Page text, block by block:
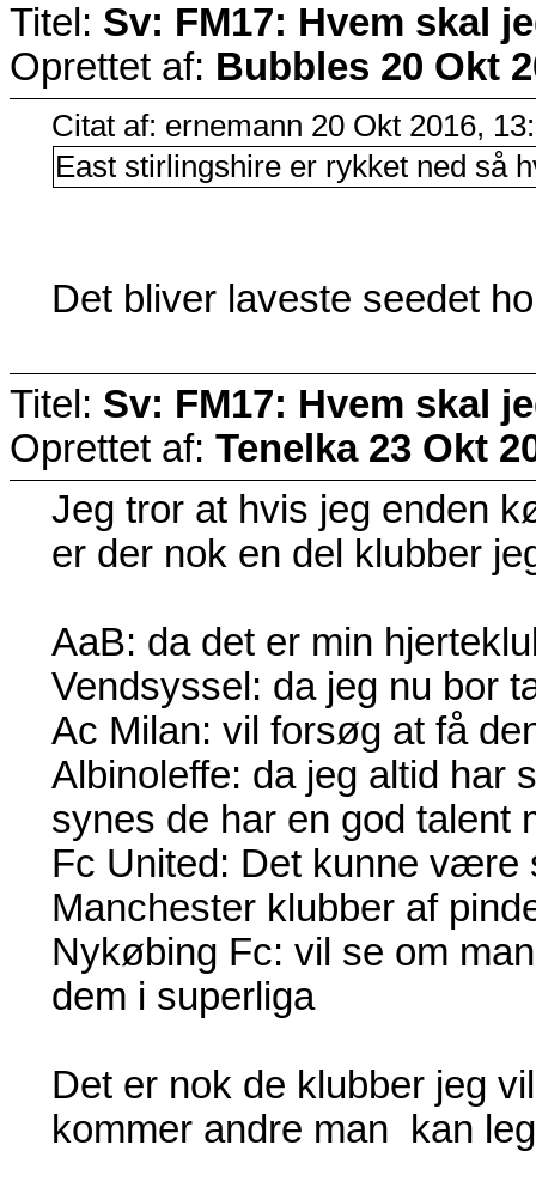
Titel: Sv: FM17: Hvem skal
Oprettet af: Bubbles 20 Okt
Citat af: ernemann 20 Okt 2016,
East stirlingshire er rykket ned så
Det bliver laveste seedet
Titel: Sv: FM17: Hvem skal
Oprettet af: Tenelka 23 Okt
Jeg tror at hvis jeg enden
er der nok en del klubber
AaB: da det er min
Vendsyssel: da jeg nu bor
Ac Milan: vil forsøg at få
Albinoleffe: da jeg altid har
synes de har en god talent
Fc United: Det kunne
Manchester klubber af
Nykøbing Fc: vil se om
dem i superliga
Det er nok de klubber jeg
kommer andre man kan